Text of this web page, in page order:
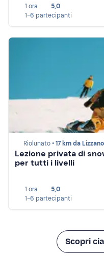
1 ora
5,0
1-6 partecipanti
Riolunato •17 km da
Lezione privata di
per tutti i livelli
1 ora
5,0
1-6 partecipanti
Scopri